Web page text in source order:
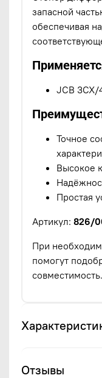
запасной
обеспечивая
JCB 3CX/
Точное
Высокое
Простая
Артикул: 826/
При
помогут
Отзывы